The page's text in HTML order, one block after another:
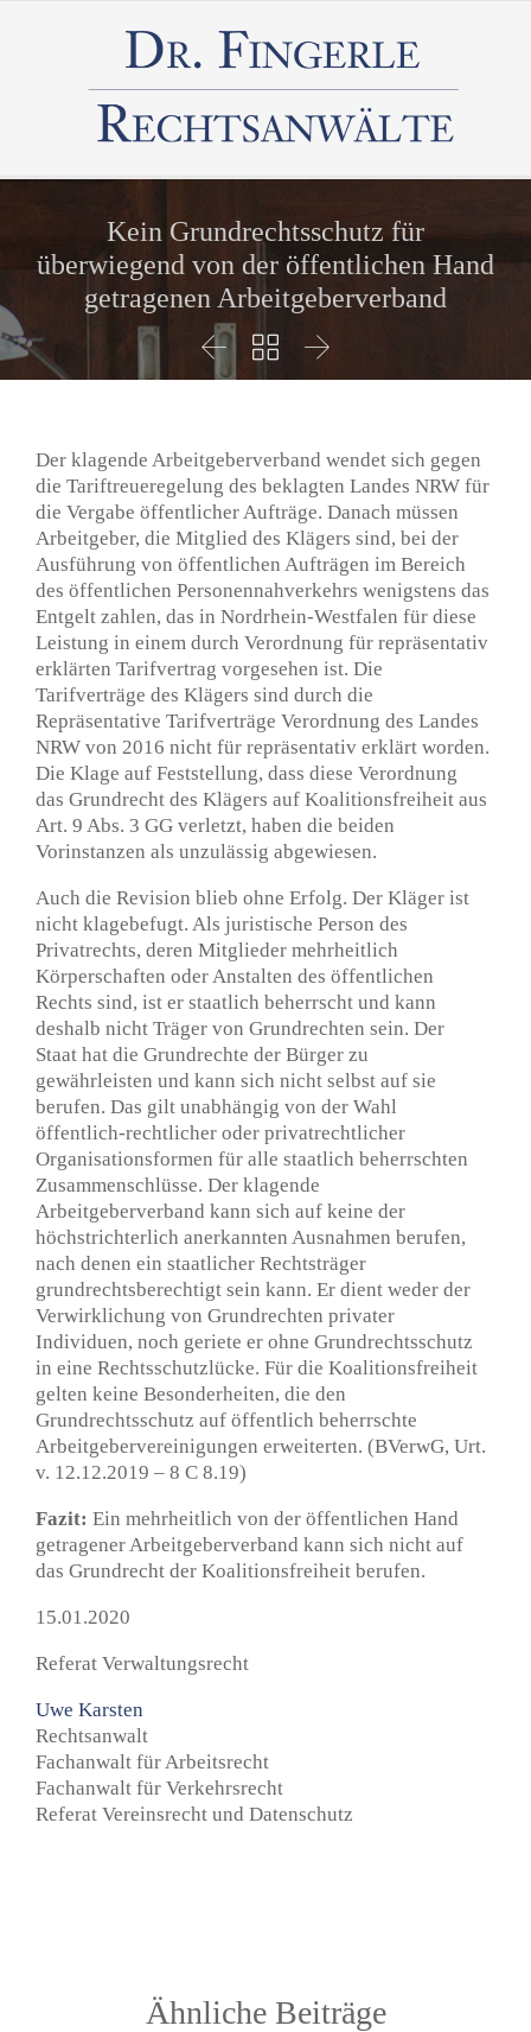
Kein Grundrechtsschutz für
überwiegend von der öffentlichen Hand
getragenen Arbeitgeberverband
  
Der klagende Arbeitgeberverband wendet sich gegen
die Tariftreueregelung des beklagten Landes NRW für
die Vergabe öffentlicher Aufträge. Danach müssen
Arbeitgeber, die Mitglied des Klägers sind, bei der
Ausführung von öffentlichen Aufträgen im Bereich
des öffentlichen Personennahverkehrs wenigstens das
Entgelt zahlen, das in Nordrhein-Westfalen für diese
Leistung in einem durch Verordnung für repräsentativ
erklärten Tarifvertrag vorgesehen ist. Die
Tarifverträge des Klägers sind durch die
Repräsentative Tarifverträge Verordnung des Landes
NRW von 2016 nicht für repräsentativ erklärt worden.
Die Klage auf Feststellung, dass diese Verordnung
das Grundrecht des Klägers auf Koalitionsfreiheit aus
Art. 9 Abs. 3 GG verletzt, haben die beiden
Vorinstanzen als unzulässig abgewiesen.
Auch die Revision blieb ohne Erfolg. Der Kläger ist
nicht klagebefugt. Als juristische Person des
Privatrechts, deren Mitglieder mehrheitlich
Körperschaften oder Anstalten des öffentlichen
Rechts sind, ist er staatlich beherrscht und kann
deshalb nicht Träger von Grundrechten sein. Der
Staat hat die Grundrechte der Bürger zu
gewährleisten und kann sich nicht selbst auf sie
berufen. Das gilt unabhängig von der Wahl
öffentlich-rechtlicher oder privatrechtlicher
Organisationsformen für alle staatlich beherrschten
Zusammenschlüsse. Der klagende
Arbeitgeberverband kann sich auf keine der
höchstrichterlich anerkannten Ausnahmen berufen,
nach denen ein staatlicher Rechtsträger
grundrechtsberechtigt sein kann. Er dient weder der
Verwirklichung von Grundrechten privater
Individuen, noch geriete er ohne Grundrechtsschutz
in eine Rechtsschutzlücke. Für die Koalitionsfreiheit
gelten keine Besonderheiten, die den
Grundrechtsschutz auf öffentlich beherrschte
Arbeitgebervereinigungen erweiterten. (BVerwG, Urt.
v. 12.12.2019 – 8 C 8.19)
Fazit: Ein mehrheitlich von der öffentlichen Hand
getragener Arbeitgeberverband kann sich nicht auf
das Grundrecht der Koalitionsfreiheit berufen.
15.01.2020
Referat Verwaltungsrecht
Uwe Karsten
Rechtsanwalt
Fachanwalt für Arbeitsrecht
Fachanwalt für Verkehrsrecht
Referat Vereinsrecht und Datenschutz
Ähnliche Beiträge